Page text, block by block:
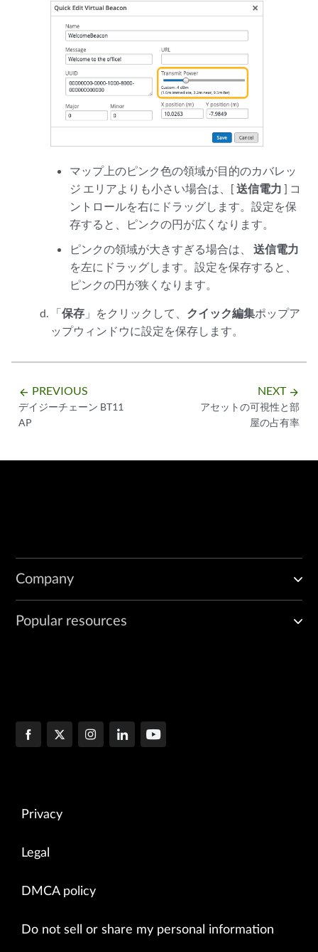
マップ上のピンク色の領域が目的のカバレッ
ジ エリアよりも小さい場合は、[送信電力 ] コ
ントロールを右にドラッグします。設定を保
存すると、ピンクの円が広くなります。
ピンクの領域が大きすぎる場合は、送信電力
を左にドラッグします。設定を保存すると、
ピンクの円が狭くなります。
「保存」をクリックして、 クイック編集ポップア
ップウィンドウに設定を保存します。
arrow_backward PREVIOUS
デイジーチェーン BT11
AP
NEXT arrow_forward
アセットの可視性と部
屋の占有率
Company
Popular resources
Privacy
Legal
DMCA policy
Do not sell or share my personal information